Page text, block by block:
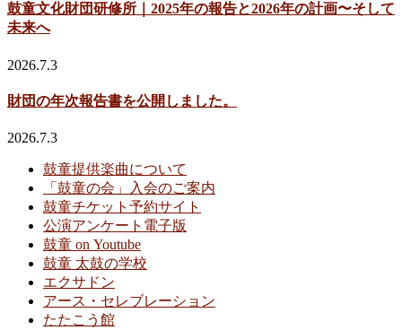
鼓童文化財団研修所｜2025年の報告と2026年の計画〜そして
未来へ
2026.7.3
財団の年次報告書を公開しました。
2026.7.3
鼓童提供楽曲について
「鼓童の会」入会のご案内
鼓童チケット予約サイト
公演アンケート電子版
鼓童 on Youtube
鼓童 太鼓の学校
エクサドン
アース・セレブレーション
たたこう館